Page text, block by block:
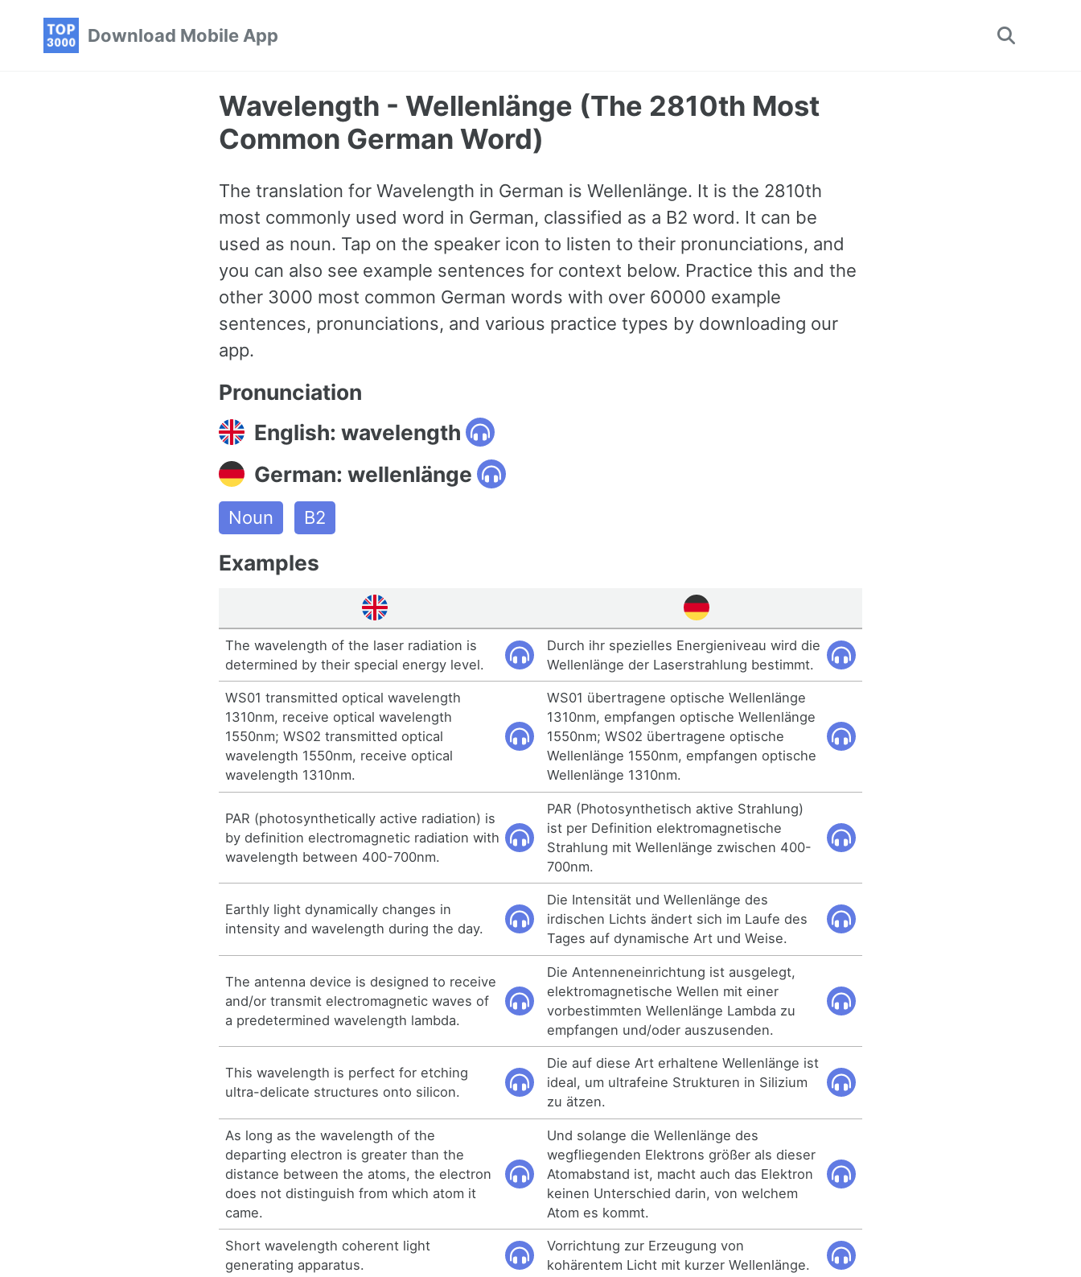
Download Mobile App
Toggle
Wavelength - Wellenlänge (The 2810th Most
Common German Word)
The translation for Wavelength in German is Wellenlänge. It is the 2810th
most commonly used word in German, classified as a B2 word. It can be
used as noun. Tap on the speaker icon to listen to their pronunciations, and
you can also see example sentences for context below. Practice this and the
other 3000 most common German words with over 60000 example
sentences, pronunciations, and various practice types by downloading our
app.
Pronunciation
English: wavelength
German: wellenlänge
Noun B2
Examples
The wavelength of the laser radiation is
determined by their special energy level.
Durch ihr spezielles Energieniveau wird die
Wellenlänge der Laserstrahlung bestimmt.
WS01 transmitted optical wavelength
1310nm, receive optical wavelength
1550nm; WS02 transmitted optical
wavelength 1550nm, receive optical
wavelength 1310nm.
WS01 übertragene optische Wellenlänge
1310nm, empfangen optische Wellenlänge
1550nm; WS02 übertragene optische
Wellenlänge 1550nm, empfangen optische
Wellenlänge 1310nm.
PAR (photosynthetically active radiation) is
by definition electromagnetic radiation with
wavelength between 400-700nm.
PAR (Photosynthetisch aktive Strahlung)
ist per Definition elektromagnetische
Strahlung mit Wellenlänge zwischen 400-
700nm.
Earthly light dynamically changes in
intensity and wavelength during the day.
Die Intensität und Wellenlänge des
irdischen Lichts ändert sich im Laufe des
Tages auf dynamische Art und Weise.
The antenna device is designed to receive
and/or transmit electromagnetic waves of
a predetermined wavelength lambda.
Die Antenneneinrichtung ist ausgelegt,
elektromagnetische Wellen mit einer
vorbestimmten Wellenlänge Lambda zu
empfangen und/oder auszusenden.
This wavelength is perfect for etching
ultra-delicate structures onto silicon.
Die auf diese Art erhaltene Wellenlänge ist
ideal, um ultrafeine Strukturen in Silizium
zu ätzen.
As long as the wavelength of the
departing electron is greater than the
distance between the atoms, the electron
does not distinguish from which atom it
came.
Und solange die Wellenlänge des
wegfliegenden Elektrons größer als dieser
Atomabstand ist, macht auch das Elektron
keinen Unterschied darin, von welchem
Atom es kommt.
Short wavelength coherent light
generating apparatus.
Vorrichtung zur Erzeugung von
kohärentem Licht mit kurzer Wellenlänge.